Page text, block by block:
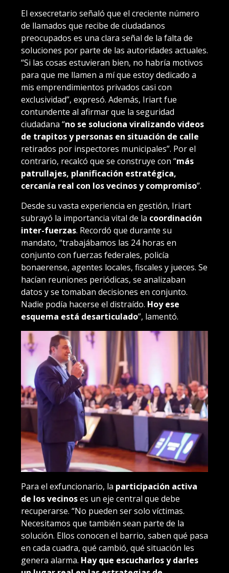
El exsecretario señaló que el creciente número
de llamados que recibe de ciudadanos
preocupados es una clara señal de la falta de
soluciones por parte de las autoridades actuales.
“Si las cosas estuvieran bien, no habría motivos
para que me llamen a mí que estoy dedicado a
mis emprendimientos privados casi con
exclusividad”, expresó. Además, Iriart fue
contundente al afirmar que la seguridad
ciudadana “no se soluciona viralizando videos
de trapitos y personas en situación de calle
retirados por inspectores municipales”. Por el
contrario, recalcó que se construye con “más
patrullajes, planificación estratégica,
cercanía real con los vecinos y compromiso”.
Desde su vasta experiencia en gestión, Iriart
subrayó la importancia vital de la coordinación
inter-fuerzas. Recordó que durante su
mandato, “trabajábamos las 24 horas en
conjunto con fuerzas federales, policía
bonaerense, agentes locales, fiscales y jueces. Se
hacían reuniones periódicas, se analizaban
datos y se tomaban decisiones en conjunto.
Nadie podía hacerse el distraído. Hoy ese
esquema está desarticulado”, lamentó.
Para el exfuncionario, la participación activa
de los vecinoses un eje central que debe
recuperarse. “No pueden ser solo víctimas.
Necesitamos que también sean parte de la
solución. Ellos conocen el barrio, saben qué pasa
en cada cuadra, qué cambió, qué situación les
genera alarma. Hay que escucharlos y darles